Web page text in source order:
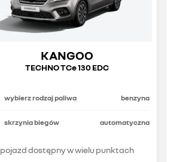
KANGOO
TECHNO TCe 130 EDC
wybierz rodzaj paliwa benzyna
skrzynia biegów automatyczna
pojazd dostępny w wielu punktach